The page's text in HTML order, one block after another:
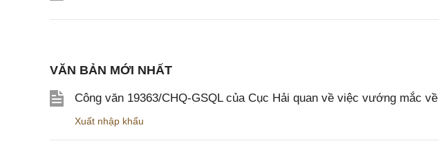
VĂN BẢN MỚI NHẤT
Công văn 19363/CHQ-GSQL của Cục Hải quan về việc vướng mắc
Xuất nhập khẩu